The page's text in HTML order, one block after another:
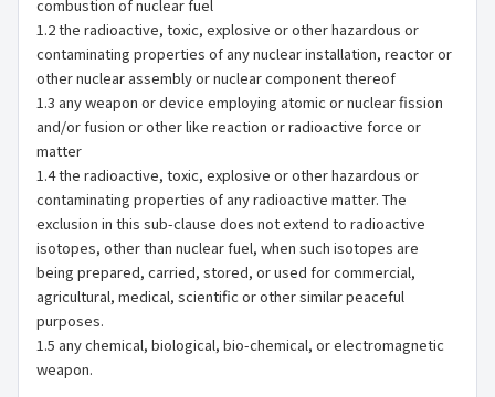
combustion of nuclear fuel
1.2 the radioactive, toxic, explosive or other hazardous or
contaminating properties of any nuclear installation, reactor or
other nuclear assembly or nuclear component thereof
1.3 any weapon or device employing atomic or nuclear fission
and/or fusion or other like reaction or radioactive force or
matter
1.4 the radioactive, toxic, explosive or other hazardous or
contaminating properties of any radioactive matter. The
exclusion in this sub-clause does not extend to radioactive
isotopes, other than nuclear fuel, when such isotopes are
being prepared, carried, stored, or used for commercial,
agricultural, medical, scientific or other similar peaceful
purposes.
1.5 any chemical, biological, bio-chemical, or electromagnetic
weapon.